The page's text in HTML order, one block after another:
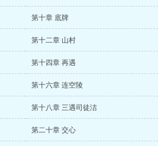
第十章 底牌
第十二章 山村
第十四章 再遇
第十六章 连空陵
第十八章 三遇司徒洁
第二十章 交心